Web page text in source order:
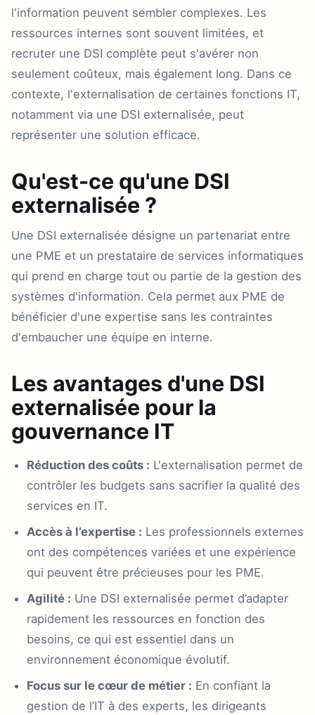
l'information peuvent sembler complexes. Les
ressources internes sont souvent limitées, et
recruter une DSI complète peut s'avérer non
seulement coûteux, mais également long. Dans ce
contexte, l'externalisation de certaines fonctions IT,
notamment via une DSI externalisée, peut
représenter une solution efficace.
Qu'est-ce qu'une DSI
externalisée ?
Une DSI externalisée désigne un partenariat entre
une PME et un prestataire de services informatiques
qui prend en charge tout ou partie de la gestion des
systèmes d'information. Cela permet aux PME de
bénéficier d'une expertise sans les contraintes
d'embaucher une équipe en interne.
Les avantages d'une DSI
externalisée pour la
gouvernance IT
Réduction des coûts : L'externalisation permet de
contrôler les budgets sans sacrifier la qualité des
services en IT.
Accès à l’expertise : Les professionnels externes
ont des compétences variées et une expérience
qui peuvent être précieuses pour les PME.
Agilité : Une DSI externalisée permet d’adapter
rapidement les ressources en fonction des
besoins, ce qui est essentiel dans un
environnement économique évolutif.
Focus sur le cœur de métier : En confiant la
gestion de l’IT à des experts, les dirigeants